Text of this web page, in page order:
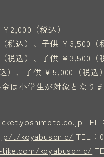
2,000（税込）
税込）、子供 ￥3,500（
税込）、子供 ￥3,500（
）、子供 ￥5,000（税込）
は小学生が対象となりま
TEL
t/koyabusonic/ TEL：
koyabusonic/